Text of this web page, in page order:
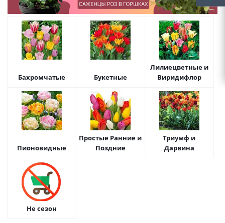
Бахромчатые Букетные
Лилиецветные и
Виридифлор
Пионовидные
Простые Ранние и
Поздние
Триумф и
Дарвина
Не сезон